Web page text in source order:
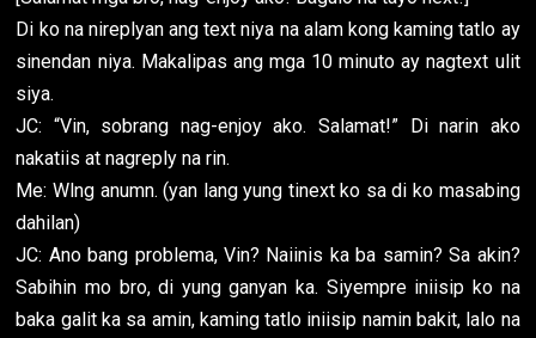
Di ko na nireplyan ang text niya na alam kong kaming tatlo ay
sinendan niya. Makalipas ang mga 10 minuto ay nagtext ulit
siya.
JC: “Vin, sobrang nag-enjoy ako. Salamat!” Di narin ako
nakatiis at nagreply na rin.
Me: Wlng anumn. (yan lang yung tinext ko sa di ko masabing
dahilan)
JC: Ano bang problema, Vin? Naiinis ka ba samin? Sa akin?
Sabihin mo bro, di yung ganyan ka. Siyempre iniisip ko na
baka galit ka sa amin, kaming tatlo iniisip namin bakit, lalo na